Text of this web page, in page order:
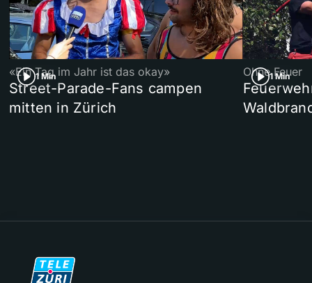
1 Min
«Ein Tag im Jahr ist das okay»
Street-Parade-Fans campen
mitten in Zürich
1 Min
Ohne Feuer